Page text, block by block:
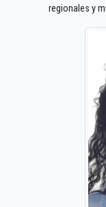
regionales y